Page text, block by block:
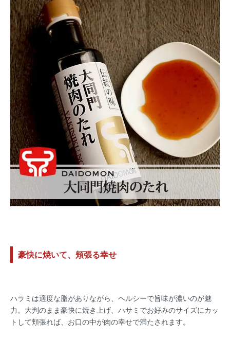
豪快に焼いて、頬張る幸せ
ハラミは適度な脂がありながら、ヘルシーで旨味が濃いのが魅
力。大判のまま豪快に焼き上げ、ハサミでお好みのサイズにカッ
トして頬張れば、お口の中が肉の幸せで満たされます。